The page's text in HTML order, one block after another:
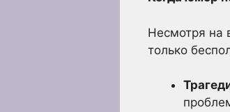
Несмотря на
только